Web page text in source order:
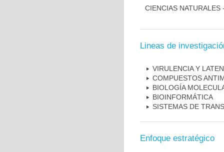
CIENCIAS
Lineas de
VIRULENCIA Y
COMPUESTOS
BIOLOGÍA
BIOINFORMÁTICA
SISTEMAS DE
Enfoque estratégico